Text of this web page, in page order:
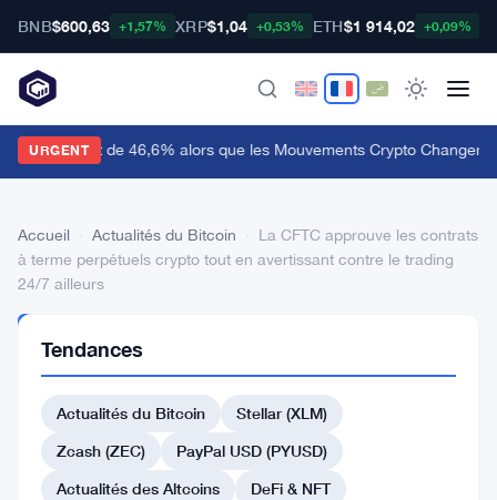
BNB$600,63 +1,57% XRP$1,04 +0,53% ETH$1 914,02 +0,09%
URGENT
Bondit de 46,6% alors que les Mouvements Crypto Changent
Accueil Actualités du Bitcoin
La CFTC approuve les contrats
à terme perpétuels crypto tout en avertissant contre le trading
24/7 ailleurs
DU BITCOIN
CFTC
approuve
Tendances
Actualités du Bitcoin
Stellar (XLM)
Zcash (ZEC)
PayPal USD (PYUSD)
Actualités des Altcoins
DeFi & NFT